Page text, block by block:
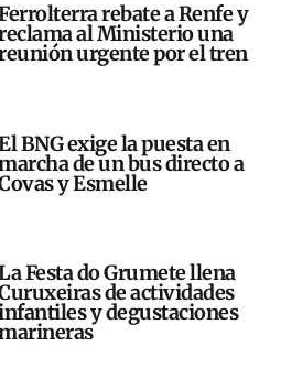
rebate a Renfe y
al Ministerio una
urgente por el tren
BNG exige la puesta en
de un bus directo a
y Esmelle
Festa do Grumete llena
de actividades
y degustaciones